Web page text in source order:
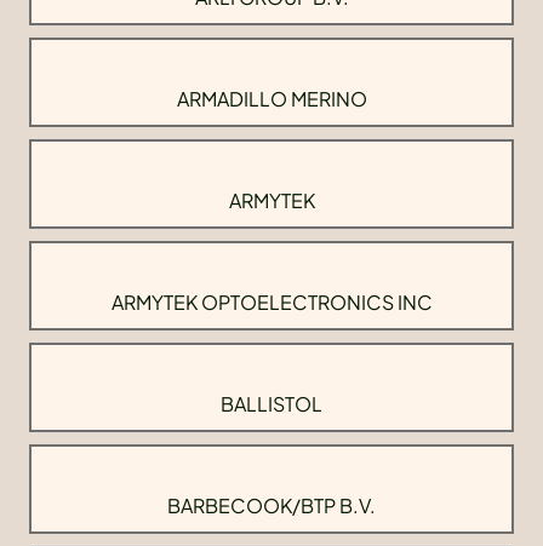
ARMADILLO MERINO
ARMYTEK
ARMYTEK OPTOELECTRONICS INC
BALLISTOL
BARBECOOK/BTP B.V.